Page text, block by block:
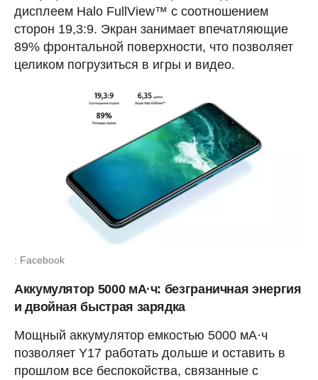
дисплеем Halo FullView™ с соотношением
сторон 19,3:9. Экран занимает впечатляющие
89% фронтальной поверхности, что позволяет
целиком погрузиться в игры и видео.
: Facebook
Аккумулятор 5000 мА·ч: безграничная энергия
и двойная быстрая зарядка
Мощный аккумулятор емкостью 5000 мА·ч
позволяет Y17 работать дольше и оставить в
прошлом все беспокойства, связанные с